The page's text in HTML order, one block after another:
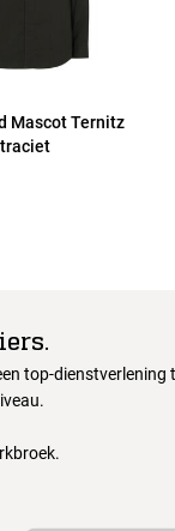
Mascot Ternitz
top-dienstverlening